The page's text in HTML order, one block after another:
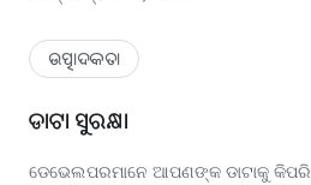
✔ Percentage key for quick
ADDITIONAL CALCULATORS
✔ Convert between commonly
ଉତ୍ପାଦକତା
ଡାଟା ସୁରକ୍ଷା
ଡେଭେଲପରମାନେ ଆପଣଙ୍କ ଡାଟାକୁ କିପରି